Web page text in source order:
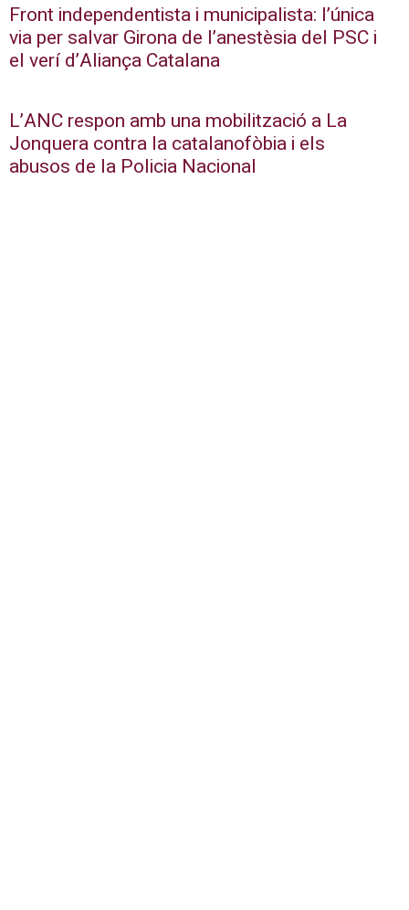
Front independentista i municipalista: l’única
via per salvar Girona de l’anestèsia del PSC i
el verí d’Aliança Catalana
L’ANC respon amb una mobilització a La
Jonquera contra la catalanofòbia i els
abusos de la Policia Nacional